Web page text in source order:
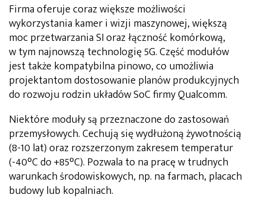
Firma oferuje coraz większe możliwości
wykorzystania kamer i wizji maszynowej, większą
moc przetwarzania SI oraz łączność komórkową,
w tym najnowszą technologię 5G. Część modułów
jest także kompatybilna pinowo, co umożliwia
projektantom dostosowanie planów produkcyjnych
do rozwoju rodzin układów SoC firmy Qualcomm.
Niektóre moduły są przeznaczone do zastosowań
przemysłowych. Cechują się wydłużoną żywotnością
(8-10 lat) oraz rozszerzonym zakresem temperatur
(-40°C do +85°C). Pozwala to na pracę w trudnych
warunkach środowiskowych, np. na farmach, placach
budowy lub kopalniach.